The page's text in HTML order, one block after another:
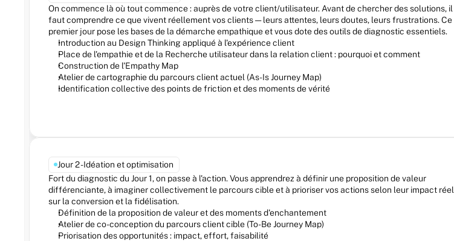
On commence là où tout commence : auprès de votre client/utilisateur. Avant de chercher des solutions, il
faut comprendre ce que vivent réellement vos clients — leurs attentes, leurs doutes, leurs frustrations. Ce
premier jour pose les bases de la démarche empathique et vous dote des outils de diagnostic essentiels.
Introduction au Design Thinking appliqué à l'expérience client
Place de l'empathie et de la Recherche utilisateur dans la relation client : pourquoi et comment
Construction de l'Empathy Map
Atelier de cartographie du parcours client actuel (As-Is Journey Map)
Identification collective des points de friction et des moments de vérité
Jour 2 - Idéation et optimisation
Fort du diagnostic du Jour 1, on passe à l'action. Vous apprendrez à définir une proposition de valeur
différenciante, à imaginer collectivement le parcours cible et à prioriser vos actions selon leur impact réel
sur la conversion et la fidélisation.
Définition de la proposition de valeur et des moments d'enchantement
Atelier de co-conception du parcours client cible (To-Be Journey Map)
Priorisation des opportunités : impact, effort, faisabilité